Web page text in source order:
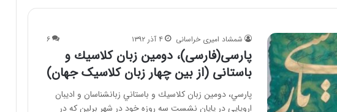
شمشاد امیری خراسانی ۴ آذر ۱۳۹۲ ۶
پارسی(فارسی)، دومين زبان كلاسيك و
باستانی (از بین چهار زبان کلاسیک جهان)
پارسي، دومين زبان كلاسيك و باستاني زبانشناسان و اديبان
اروپايي در پايان نشست سه روزه خود در شهر برلين كه در